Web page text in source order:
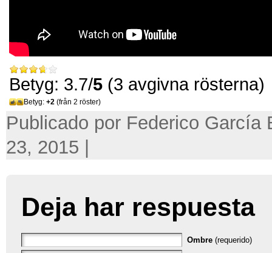
Betyg: 3.7/5 (3 avgivna rösterna)
Betyg: +2 (från 2 röster)
Publicado por Federico García
23, 2015 |
Deja har respuesta
Ombre (requerido)